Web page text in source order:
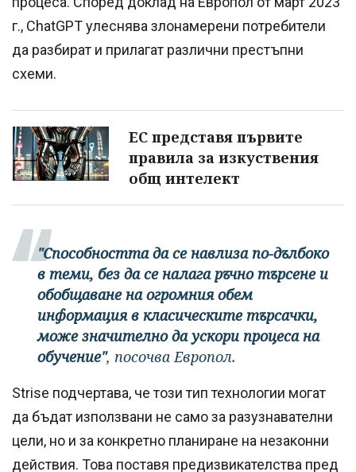
г., ChatGPT улеснява злонамерени потребители
да разбират и прилагат различни престъпни
схеми.
ЕС представя първите
правила за изкуствения
общ интелект
"Способността да се навлиза по-дълбоко
в теми, без да се налага ръчно търсене и
обобщаване на огромния обем
информация в класическите търсачки,
може значително да ускори процеса на
обучение", посочва Европол.
Strise подчертава, че този тип технологии могат
да бъдат използвани не само за разузнавателни
цели, но и за конкретно планиране на незаконни
действия. Това поставя предизвикателства пред